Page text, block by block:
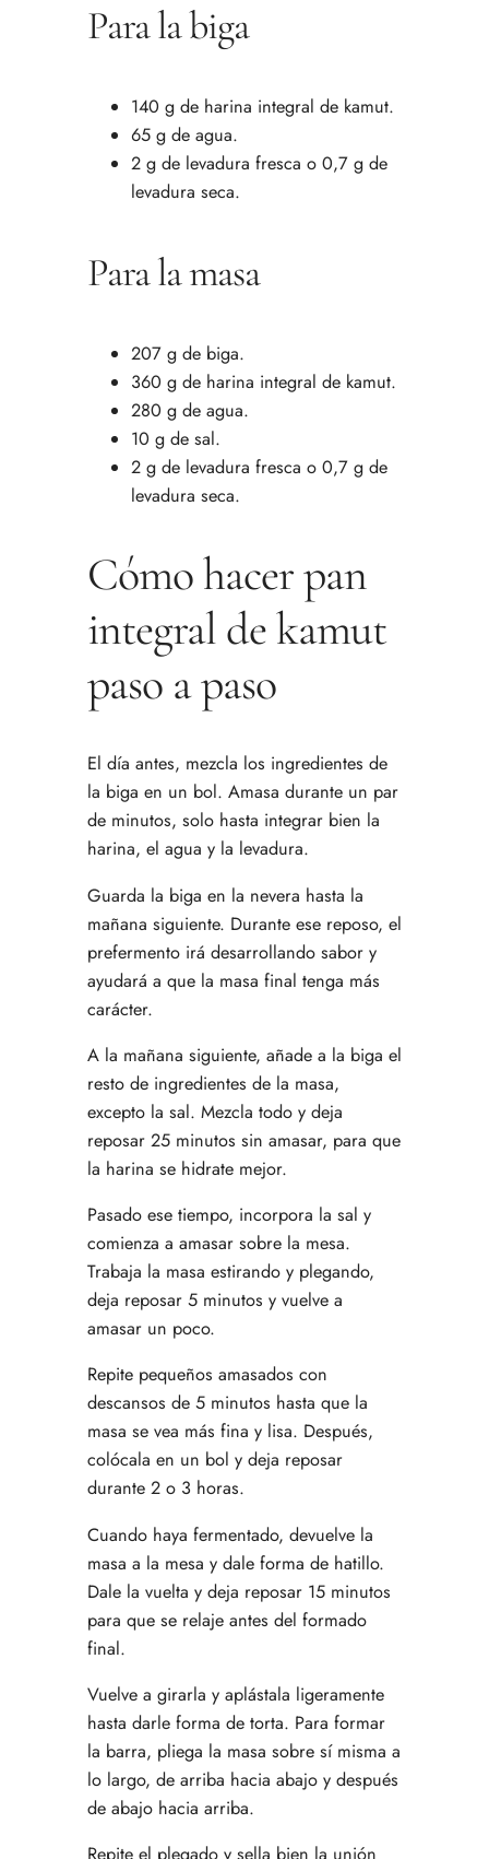
Para la biga
140 g de harina integral de kamut.
65 g de agua.
2 g de levadura fresca o 0,7 g de
levadura seca.
Para la masa
207 g de biga.
360 g de harina integral de kamut.
280 g de agua.
10 g de sal.
2 g de levadura fresca o 0,7 g de
levadura seca.
Cómo hacer pan
integral de kamut
paso a paso
El día antes, mezcla los ingredientes de
la biga en un bol. Amasa durante un par
de minutos, solo hasta integrar bien la
harina, el agua y la levadura.
Guarda la biga en la nevera hasta la
mañana siguiente. Durante ese reposo, el
prefermento irá desarrollando sabor y
ayudará a que la masa final tenga más
carácter.
A la mañana siguiente, añade a la biga el
resto de ingredientes de la masa,
excepto la sal. Mezcla todo y deja
reposar 25 minutos sin amasar, para que
la harina se hidrate mejor.
Pasado ese tiempo, incorpora la sal y
comienza a amasar sobre la mesa.
Trabaja la masa estirando y plegando,
deja reposar 5 minutos y vuelve a
amasar un poco.
Repite pequeños amasados con
descansos de 5 minutos hasta que la
masa se vea más fina y lisa. Después,
colócala en un bol y deja reposar
durante 2 o 3 horas.
Cuando haya fermentado, devuelve la
masa a la mesa y dale forma de hatillo.
Dale la vuelta y deja reposar 15 minutos
para que se relaje antes del formado
final.
Vuelve a girarla y aplástala ligeramente
hasta darle forma de torta. Para formar
la barra, pliega la masa sobre sí misma a
lo largo, de arriba hacia abajo y después
de abajo hacia arriba.